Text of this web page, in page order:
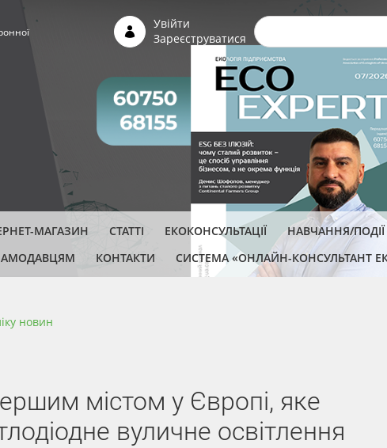
Увійти
Зареєструватися Пошукова
МАГАЗИН СТАТТІ ЕКОКОНСУЛЬТАЦІЇ НАВЧАННЯ/ПОДІЇ
КОНТАКТИ СИСТЕМА «ОНЛАЙН-КОНСУЛЬТАНТ
новин
містом у Європі, яке
вуличне освітлення